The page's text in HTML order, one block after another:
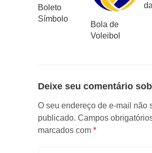
Boleto
Símbolo
Bola de
Voleibol
Deixe seu comentário
O seu endereço de e-mail não
publicado. Campos
marcados com *